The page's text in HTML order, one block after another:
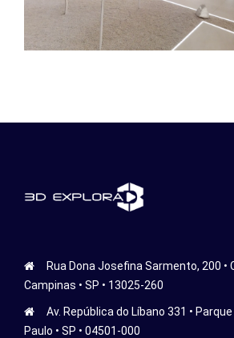
Rua Dona Josefina Sarmento, 200 •
Campinas • SP • 13025-260
Av. República do Líbano 331 •
Paulo • SP • 04501-000